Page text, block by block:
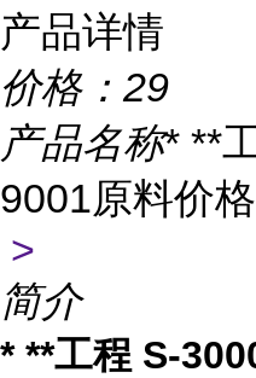
产品详情
价格： 29
产品名称* **
9001原料价格
>
简介
* **工程 S-